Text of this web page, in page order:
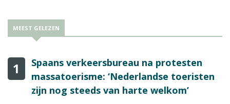
MEEST GELEZEN
1
Spaans verkeersbureau na protesten
massatoerisme: ‘Nederlandse toeristen
zijn nog steeds van harte welkom’